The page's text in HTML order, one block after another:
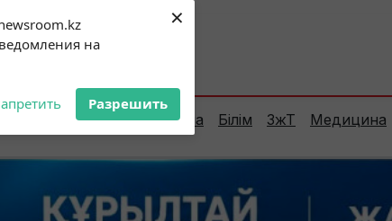
на
Разрешить
×
on 22°C Шымкент:
Елорда Сараптама Білім ЗжТ Медицина